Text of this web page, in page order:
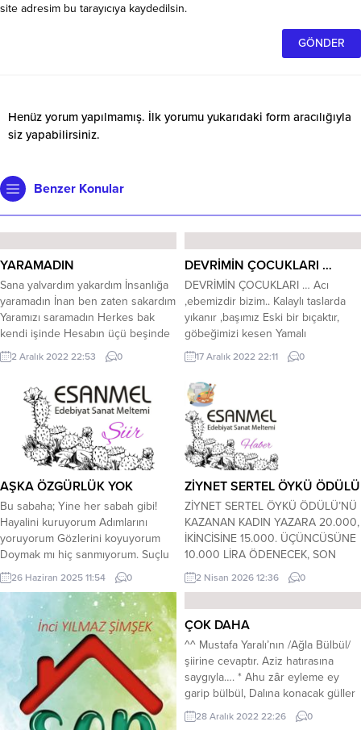
site adresim bu tarayıcıya kaydedilsin.
Henüz yorum yapılmamış. İlk yorumu yukarıdaki form aracılığıyla
siz yapabilirsiniz.
Benzer Konular
YARAMADIN
Sana yalvardım yakardım İnsanlığa
yaramadın İnan ben zaten sakardım
Yaramızı saramadın Herkes bak
kendi işinde Hesabın üçü beşinde
Yalan dünyanın peşinde Gittin gittin
varamadın Daldan dala gidin konun
gelmiş çimentonun Harcını hiç
karamadın Pınar aksın göller dolsun
Yalancının gülü solsun Birgün
olsun birgün olsun Alparslan’ı...
2 Aralık 2022 22:53 0
DEVRİMİN ÇOCUKLARI …
DEVRİMİN ÇOCUKLARI … Acı
,ebemizdir bizim.. Kalaylı taslarda
yıkanır ,başımız Eski bir bıçaktır,
göbeğimizi kesen Yamalı
kundaklardır sarıldığımız.. Ninniler,
her dilde ,dolar kulağımıza Kürtçe
,Türkçe ,Zazaca ,Lazca.. Kahır
memelerden ,süt içeriz. Aç
annemizin ,kahır memesinden.. İsli
odaların ,tezek kokusudur
kolonyamız.. Ayağı kırık beşikte
sallanırız.. Ağlarız ,daha yarını
görmeden. Ağlarız ,içtiğimiz...
17 Aralık 2022 22:11 0
AŞKA ÖZGÜRLÜK YOK
Bu sabaha; Yine her sabah gibi!
Hayalini kuruyorum Adımlarını
yoruyorum Gözlerini koyuyorum
Doymak mı hiç sanmıyorum. Suçlu
bendim sevgilim Kötü kader
peşimdeydi Korkuyordum ayrılığa
yakalanmaktan Ara sokaklara
koşuyordu ayaklarım Pıranga
ömrümde Kelepçe gönlümde Yine
yakalandım ,yine yakalandım.
Husursuzum; Dışarda saçlarından
rüzgar Hayalin hücreme uzanır
yatar Kusursuzum; Zindanda yine
aşk var...
26 Haziran 2025 11:54 0
ZİYNET SERTEL ÖYKÜ ÖDÜLÜ
ZİYNET SERTEL ÖYKÜ ÖDÜLÜ’NÜ
KAZANAN KADIN YAZARA 20.000,
İKİNCİSİNE 15.000. ÜÇÜNCÜSÜNE
10.000 LİRA ÖDENECEK, SON
İŞTİRAK TARİHİ.30 MAYIS 2026
CUMARTESİ)… KERİM
Bazı kadınlar vardır, bir adım
atışında. Oturduğu yerden ayağa
kalkışında, ilk cümlesinde gücünü.
Işığını, direncini görür ve
hissedersiniz. Bunu bilinçli yapmaz,
amaç edinmemiştir hatta
önemsemez ama siz görürsünüz....
2 Nisan 2026 12:36 0
ÇOK DAHA
^^ Mustafa Yaralı’nın /Ağla Bülbül/
şiirine cevaptır. Aziz hatırasına
saygıyla…. * Ahu zâr eyleme ey
garip bülbül, Dalına konacak güller
çok daha. İşte karşı bağda, navruzla
sümbül, Sesine gelecek, eller çok
28 Aralık 2022 22:26 0